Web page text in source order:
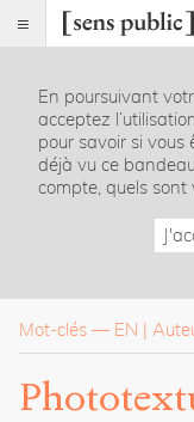
Index
Rubriques
Essais
La
revue
En poursuivant
acceptez
pour savoir si vous
déjà vu ce
compte, quels sont
Mot-clés — EN